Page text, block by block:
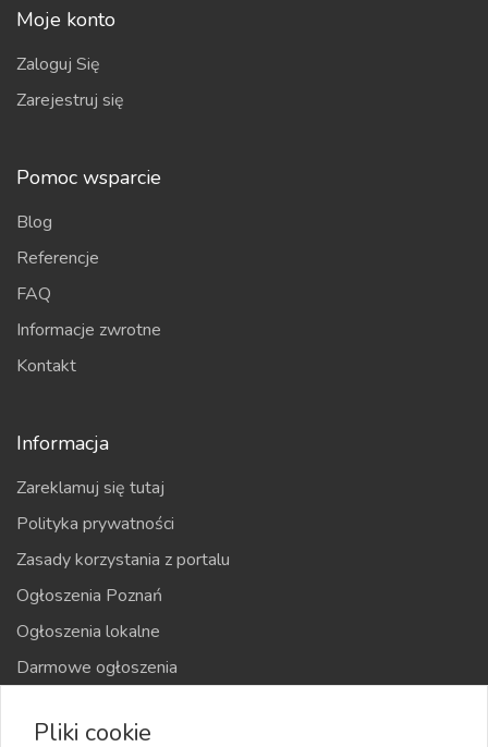
Moje konto
Zaloguj Się
Zarejestruj się
Pomoc wsparcie
Blog
Referencje
FAQ
Informacje zwrotne
Kontakt
Informacja
Zareklamuj się tutaj
Polityka prywatności
Zasady korzystania z portalu
Ogłoszenia Poznań
Ogłoszenia lokalne
Darmowe ogłoszenia
Mapa strony
Pliki cookie